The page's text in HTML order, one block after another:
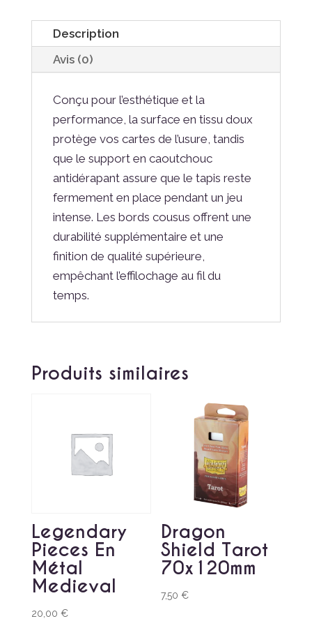
Description
Avis (0)
Conçu pour l’esthétique et la
performance, la surface en tissu doux
protège vos cartes de l’usure, tandis
que le support en caoutchouc
antidérapant assure que le tapis reste
fermement en place pendant un jeu
intense. Les bords cousus offrent une
durabilité supplémentaire et une
finition de qualité supérieure,
empêchant l’effilochage au fil du
temps.
Produits similaires
Legendary
Pieces En
Métal
Medieval
20,00 €
Dragon
Shield Tarot
70x120mm
7,50€